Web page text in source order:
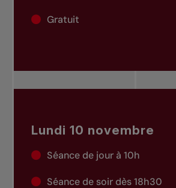
Gratuit
Lundi 10 novembre
Séance de jour à 10h
Séance de soir dès 18h30